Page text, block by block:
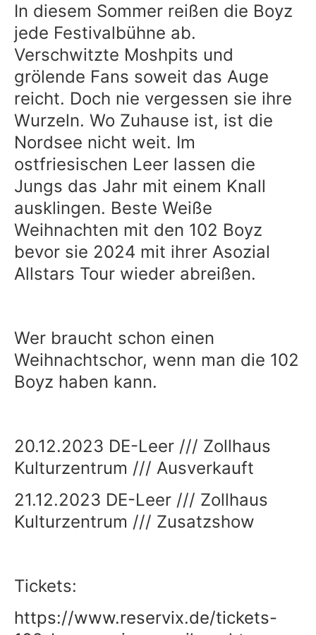
In diesem Sommer reißen die Boyz
jede Festivalbühne ab.
Verschwitzte Moshpits und
grölende Fans soweit das Auge
reicht. Doch nie vergessen sie ihre
Wurzeln. Wo Zuhause ist, ist die
Nordsee nicht weit. Im
ostfriesischen Leer lassen die
Jungs das Jahr mit einem Knall
ausklingen. Beste Weiße
Weihnachten mit den 102 Boyz
bevor sie 2024 mit ihrer Asozial
Allstars Tour wieder abreißen.
Wer braucht schon einen
Weihnachtschor, wenn man die 102
Boyz haben kann.
20.12.2023 DE-Leer /// Zollhaus
Kulturzentrum /// Ausverkauft
21.12.2023 DE-Leer /// Zollhaus
Kulturzentrum /// Zusatzshow
Tickets:
https://www.reservix.de/tickets-